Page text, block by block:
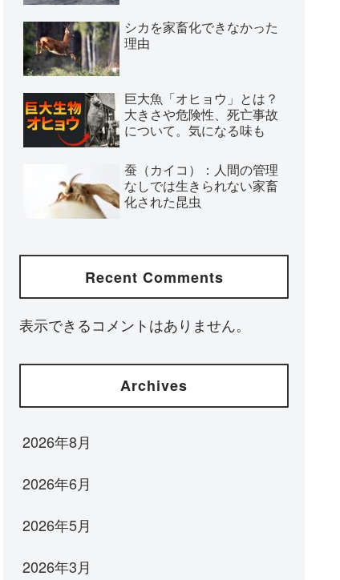
シカを家畜化できなかった
理由
巨大魚「オヒョウ」とは？
大きさや危険性、死亡事故
について。気になる味も
蚕（カイコ）：人間の管理
なしでは生きられない家畜
化された昆虫
Recent Comments
表示できるコメントはありません。
Archives
2026年8月
2026年6月
2026年5月
2026年3月